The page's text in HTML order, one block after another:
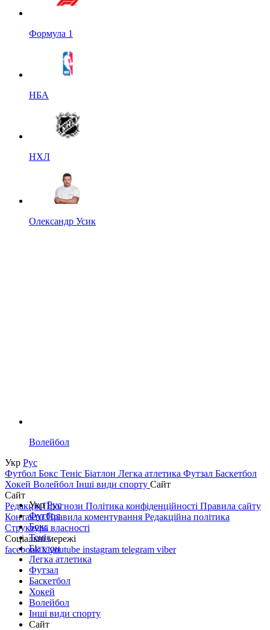
Формула 1
НБА
НХЛ
Олександр Усик
Волейбол
Укр Рус
Футбол Бокс Теніс Біатлон Легка атлетика Футзал Баскетбол
Хокей Волейбол Інші види спорту Сайт
Сайт
РедакціяПрогнози Політика конфіденційності Правила сайту
КонтактиПравила коментування Редакційна політика
Структура власності
Соціальні мережі
facebookxyoutube instagram telegram viber
УкрРус
Футбол
Бокс
Теніс
Біатлон
Легка атлетика
Футзал
Баскетбол
Хокей
Волейбол
Інші види спорту
Сайт